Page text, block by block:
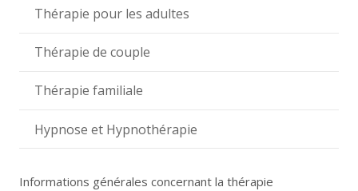
Thérapie pour les adultes
Thérapie de couple
Thérapie familiale
Hypnose et Hypnothérapie
Informations générales concernant la thérapie